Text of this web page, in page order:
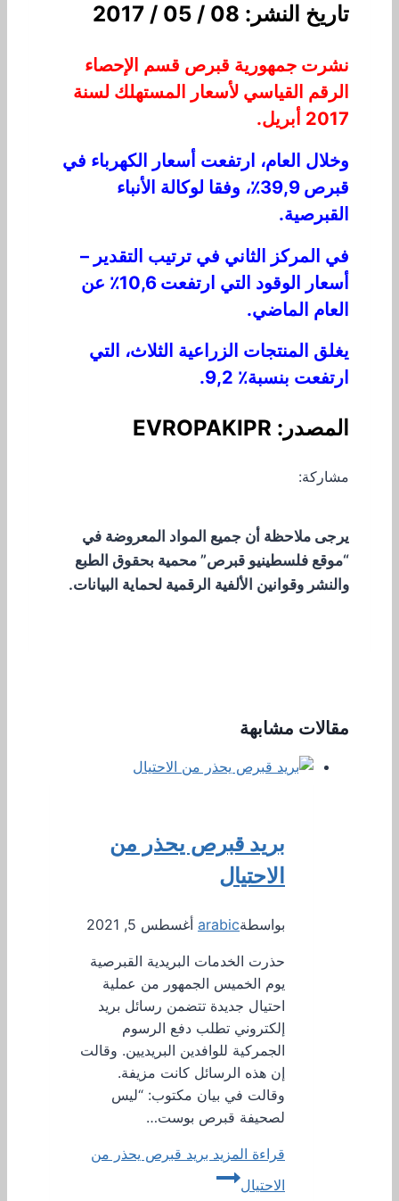
تاريخ النشر: 08 / 05 / 2017
نشرت جمهورية قبرص قسم الإحصاء
الرقم القياسي لأسعار المستهلك لسنة
2017 أبريل.
وخلال العام، ارتفعت أسعار الكهرباء في
قبرص 39,9٪، وفقا لوكالة الأنباء
القبرصية.
في المركز الثاني في ترتيب التقدير –
أسعار الوقود التي ارتفعت 10,6٪ عن
العام الماضي.
يغلق المنتجات الزراعية الثلاث، التي
ارتفعت بنسبة٪ 9,2.
المصدر: EVROPAKIPR
مشاركة:
يرجى ملاحظة أن جميع المواد المعروضة في
“موقع فلسطينيو قبرص” محمية بحقوق الطبع
والنشر وقوانين الألفية الرقمية لحماية البيانات.
مقالات مشابهة
بريد قبرص يحذر من
الاحتيال
بواسطةarabic أغسطس 5, 2021
حذرت الخدمات البريدية القبرصية
يوم الخميس الجمهور من عملية
احتيال جديدة تتضمن رسائل بريد
إلكتروني تطلب دفع الرسوم
الجمركية للوافدين البريديين. وقالت
إن هذه الرسائل كانت مزيفة.
وقالت في بيان مكتوب: “ليس
لصحيفة قبرص بوست…
قراءة المزيد بريد قبرص يحذر من
الاحتيال